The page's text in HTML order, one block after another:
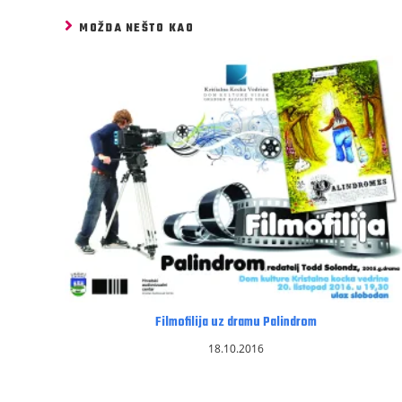
MOŽDA NEŠTO KAO
Filmofilija uz dramu Palindrom
18.10.2016